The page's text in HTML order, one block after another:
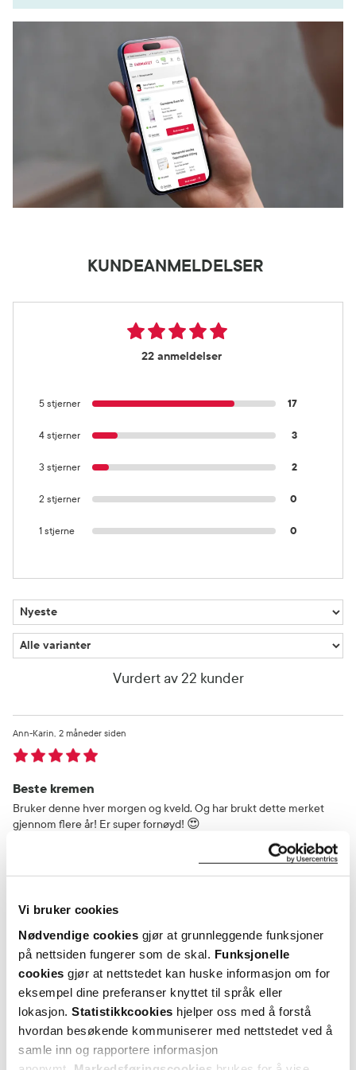
Vi bruker cookies
Nødvendige cookies gjør at grunnleggende funksjoner
på nettsiden fungerer som de skal. Funksjonelle
cookies gjør at nettstedet kan huske informasjon om for
eksempel dine preferanser knyttet til språk eller
lokasjon. Statistikkcookies hjelper oss med å forstå
hvordan besøkende kommuniserer med nettstedet ved å
samle inn og rapportere informasjon
KUNDEANMELDELSER
22 anmeldelser
5 stjerner 17
4 stjerner 3
3 stjerner 2
2 stjerner 0
1 stjerne 0
Vurdert av 22 kunder
Beste kremen
2 måneder siden
Ann-Karin
Bruker denne hver morgen og kveld. Og har brukt dette merket
gjennom flere år! Er super fornøyd! 😍
0
flagg denne anmeldelsen
Helt nydelig krem
2 måneder siden
Line
Bruker denne morgen og kveld. Har vært fornøyd i flere år.